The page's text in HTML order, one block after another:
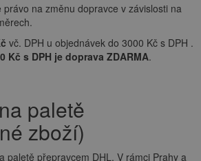
na změnu dopravce v závislosti na
vč. DPH u objednávek do 3000 Kč s DPH .
Kč s DPH je doprava ZDARMA.
paletě
zboží)
paletě přepravcem DHL. V rámci Prahy a